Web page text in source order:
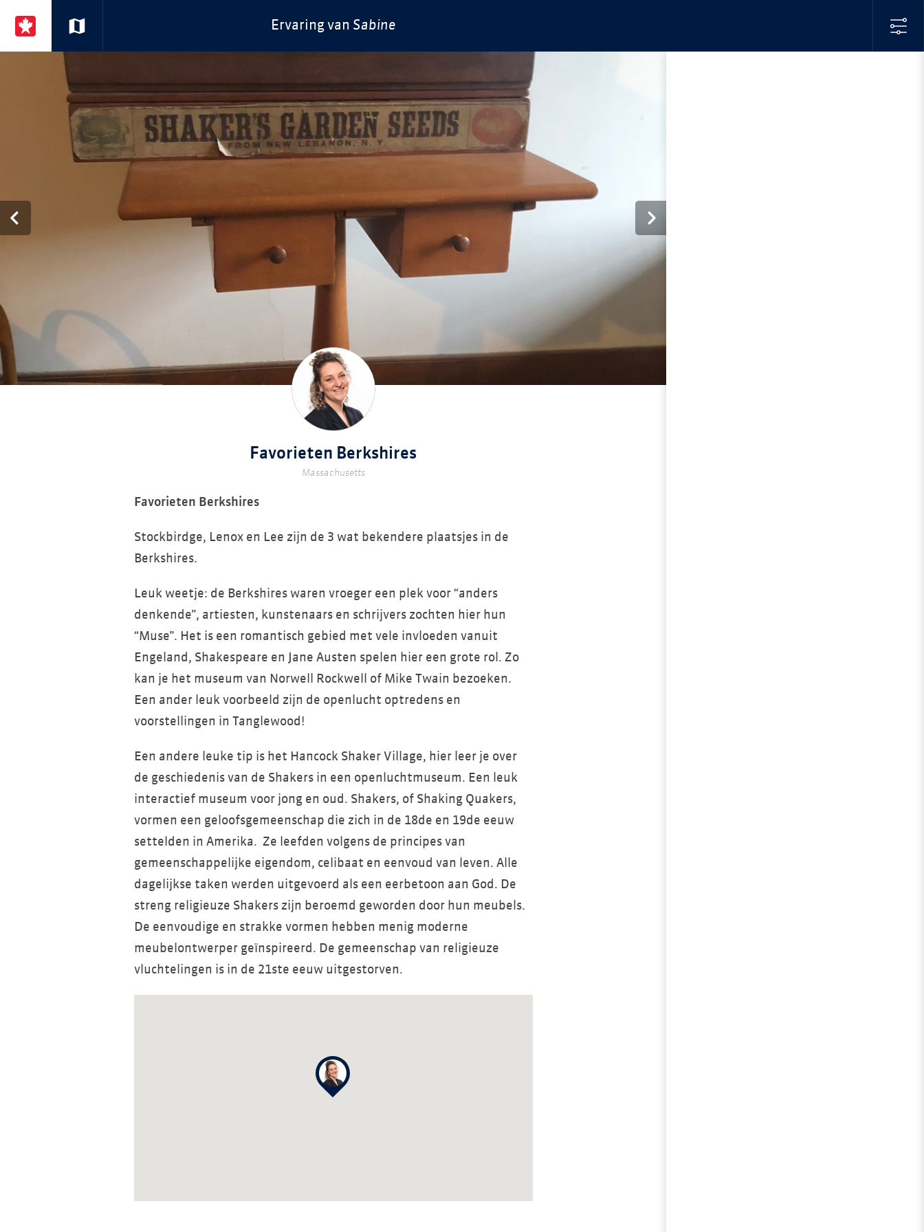
Ervaring van Sabine
Favorieten Berkshires
Massachusetts
Favorieten Berkshires
Stockbirdge, Lenox en Lee zijn de 3 wat bekendere plaatsjes in de
Berkshires.
Leuk weetje: de Berkshires waren vroeger een plek voor “anders
denkende”, artiesten, kunstenaars en schrijvers zochten hier hun
“Muse”. Het is een romantisch gebied met vele invloeden vanuit
Engeland, Shakespeare en Jane Austen spelen hier een grote rol. Zo
kan je het museum van Norwell Rockwell of Mike Twain bezoeken.
Een ander leuk voorbeeld zijn de openlucht optredens en
voorstellingen in Tanglewood!
Een andere leuke tip is het Hancock Shaker Village, hier leer je over
de geschiedenis van de Shakers in een openluchtmuseum. Een leuk
interactief museum voor jong en oud. Shakers, of Shaking Quakers,
vormen een geloofsgemeenschap die zich in de 18de en 19de eeuw
settelden in Amerika. Ze leefden volgens de principes van
gemeenschappelijke eigendom, celibaat en eenvoud van leven. Alle
dagelijkse taken werden uitgevoerd als een eerbetoon aan God. De
streng religieuze Shakers zijn beroemd geworden door hun meubels.
De eenvoudige en strakke vormen hebben menig moderne
meubelontwerper geïnspireerd. De gemeenschap van religieuze
vluchtelingen is in de 21ste eeuw uitgestorven.